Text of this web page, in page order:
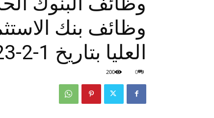
وظائف بنك
العليا بتاريخ 1-2-2023
0
200